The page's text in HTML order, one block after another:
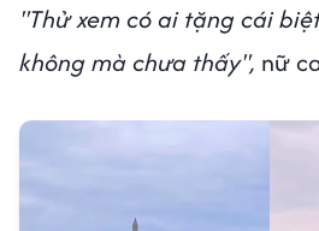
"Thử xem có ai tặng cái
không mà chưa thấy", nữ